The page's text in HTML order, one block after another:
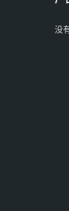
没